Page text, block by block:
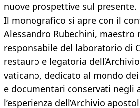
nuove prospettive sul presente.
Il monografico si apre con il
Alessandro Rubechini, maestro
responsabile del laboratorio di
restauro e legatoria
vaticano, dedicato al mondo
e documentari conservati negli
l’esperienza dell’Archivio